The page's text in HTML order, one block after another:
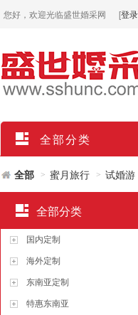
您好，欢迎光临盛世婚采网 [登录
全部分类
全部 > 蜜月旅行 > 试婚游
全部分类
国内定制
海外定制
东南亚定制
特惠东南亚